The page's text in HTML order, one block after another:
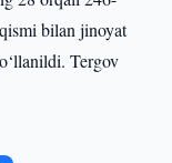
bilan jinoyat
Tergov